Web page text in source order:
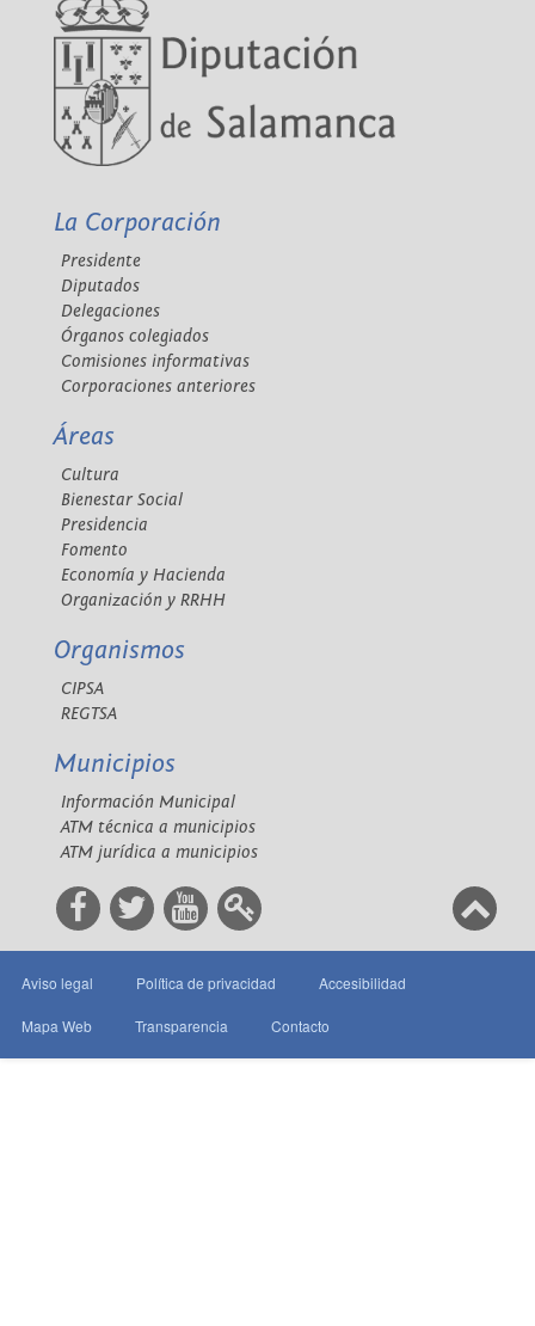
La Corporación
Presidente
Diputados
Delegaciones
Órganos colegiados
Comisiones informativas
Corporaciones anteriores
Áreas
Cultura
Bienestar Social
Presidencia
Fomento
Economía y Hacienda
Organización y RRHH
Organismos
CIPSA
REGTSA
Municipios
Información Municipal
ATM técnica a municipios
ATM jurídica a municipios
Aviso legal Política de privacidad Accesibilidad
Mapa Web Transparencia Contacto